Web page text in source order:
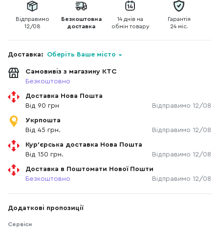
Відправимо
12/08
Безкоштовна
доставка
14 днів на
обмін товару
Гарантія
24 міс.
Доставка: Оберіть Ваше місто
Самовивіз з магазину КТС
Безкоштовно
Доставка Нова Пошта
Від 90 грн
Відправимо 12/08
Укрпошта
Від 45 грн.
Відправимо 12/08
Кур'єрська доставка Нова Пошта
Від 150 грн.
Відправимо 12/08
Доставка в Поштомати Нової Пошти
Безкоштовно
Відправимо 12/08
Додаткові пропозиції
Сервіси